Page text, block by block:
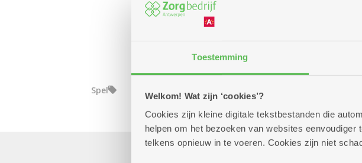
Toestemming
Welkom! Wat zijn ‘cookies’?
Cookies zijn kleine digitale tekstbestanden die
helpen om het bezoeken van websites
telkens opnieuw in te voeren. Cookies zijn niet
Spel